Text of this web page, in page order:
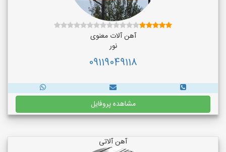
آهن آلات معنوی
نور
09119049118
مشاهده پروفایل
آهن آلاتی